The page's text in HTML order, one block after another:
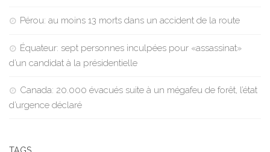
Pérou: au moins 13 morts dans un accident de la route
Équateur: sept personnes inculpées pour «assassinat»
d’un candidat à la présidentielle
Canada: 20.000 évacués suite à un mégafeu de forêt, l’état
d’urgence déclaré